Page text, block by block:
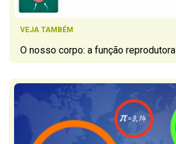
VEJA TAMBÉM
O nosso corpo: a função reprodutora